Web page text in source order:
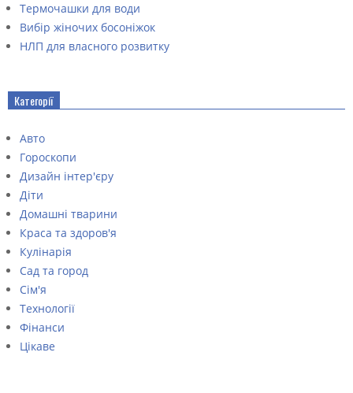
Термочашки для води
Вибір жіночих босоніжок
НЛП для власного розвитку
Категорії
Авто
Гороскопи
Дизайн інтер'єру
Діти
Домашні тварини
Краса та здоров'я
Кулінарія
Сад та город
Сім'я
Технології
Фінанси
Цікаве